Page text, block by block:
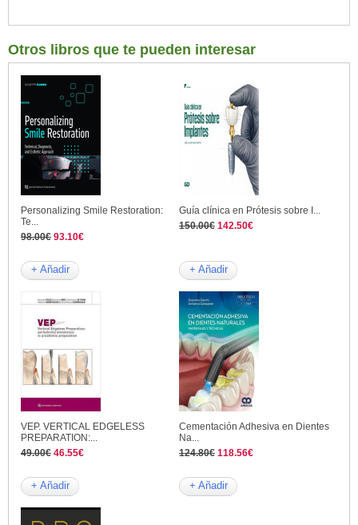
Otros libros que te pueden interesar
Personalizing Smile Restoration:
Te...
98.00€ 93.10€
+ Añadir
Guía clínica en Prótesis sobre I...
150.00€ 142.50€
+ Añadir
VEP. VERTICAL EDGELESS
PREPARATION:...
49.00€ 46.55€
+ Añadir
Cementación Adhesiva en Dientes
Na...
124.80€ 118.56€
+ Añadir